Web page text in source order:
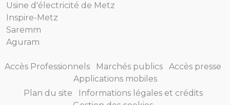
Usine d'électricité de Metz
Inspire-Metz
Saremm
Aguram
Accès Professionnels Marchés publics
Accès presse
Applications mobiles
Plan du site
Informations légales et crédits